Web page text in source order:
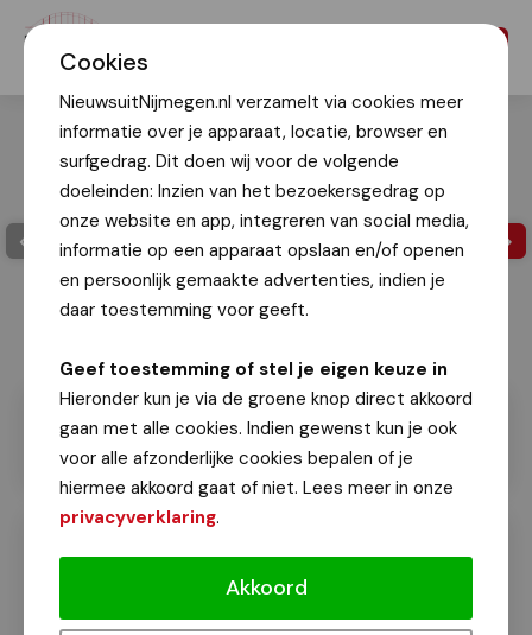
Cookies
NieuwsuitNijmegen.nl verzamelt via cookies meer
informatie over je apparaat, locatie, browser en
surfgedrag. Dit doen wij voor de volgende
doeleinden: Inzien van het bezoekersgedrag op
onze website en app, integreren van social media,
informatie op een apparaat opslaan en/of openen
en persoonlijk gemaakte advertenties, indien je
daar toestemming voor geeft.
Geef toestemming of stel je eigen keuze in
Hieronder kun je via de groene knop direct akkoord
gaan met alle cookies. Indien gewenst kun je ook
voor alle afzonderlijke cookies bepalen of je
hiermee akkoord gaat of niet. Lees meer in onze
privacyverklaring.
Akkoord
Brandweer haalt rokende wasdroger
uit appartement
Van onze redactie